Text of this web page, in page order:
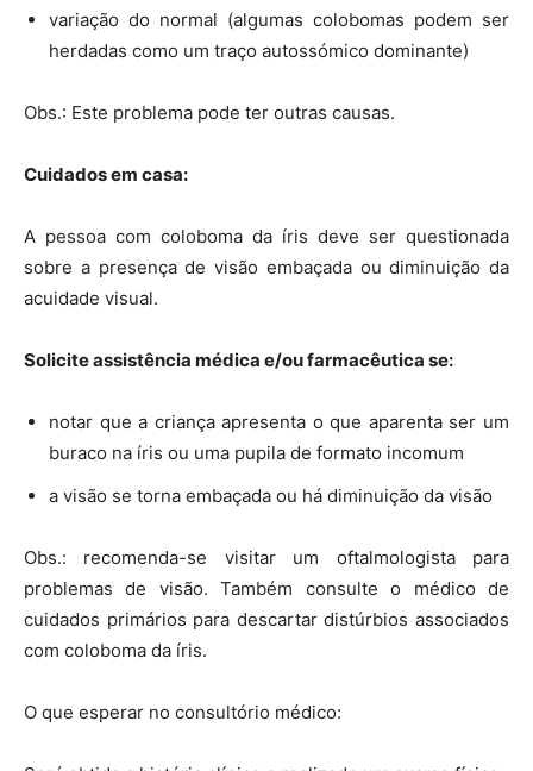
variação do normal (algumas colobomas podem ser
herdadas como um traço autossómico dominante)
Obs.: Este problema pode ter outras causas.
Cuidados em casa:
A pessoa com coloboma da íris deve ser questionada
sobre a presença de visão embaçada ou diminuição da
acuidade visual.
Solicite assistência médica e/ou farmacêutica se:
notar que a criança apresenta o que aparenta ser um
buraco na íris ou uma pupila de formato incomum
a visão se torna embaçada ou há diminuição da visão
Obs.: recomenda-se visitar um oftalmologista para
problemas de visão. Também consulte o médico de
cuidados primários para descartar distúrbios associados
com coloboma da íris.
O que esperar no consultório médico: